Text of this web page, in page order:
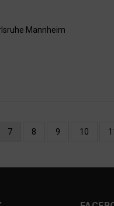
Mannheim
Jelenlegi
7 Oldal
8 Oldal
9 Oldal
10